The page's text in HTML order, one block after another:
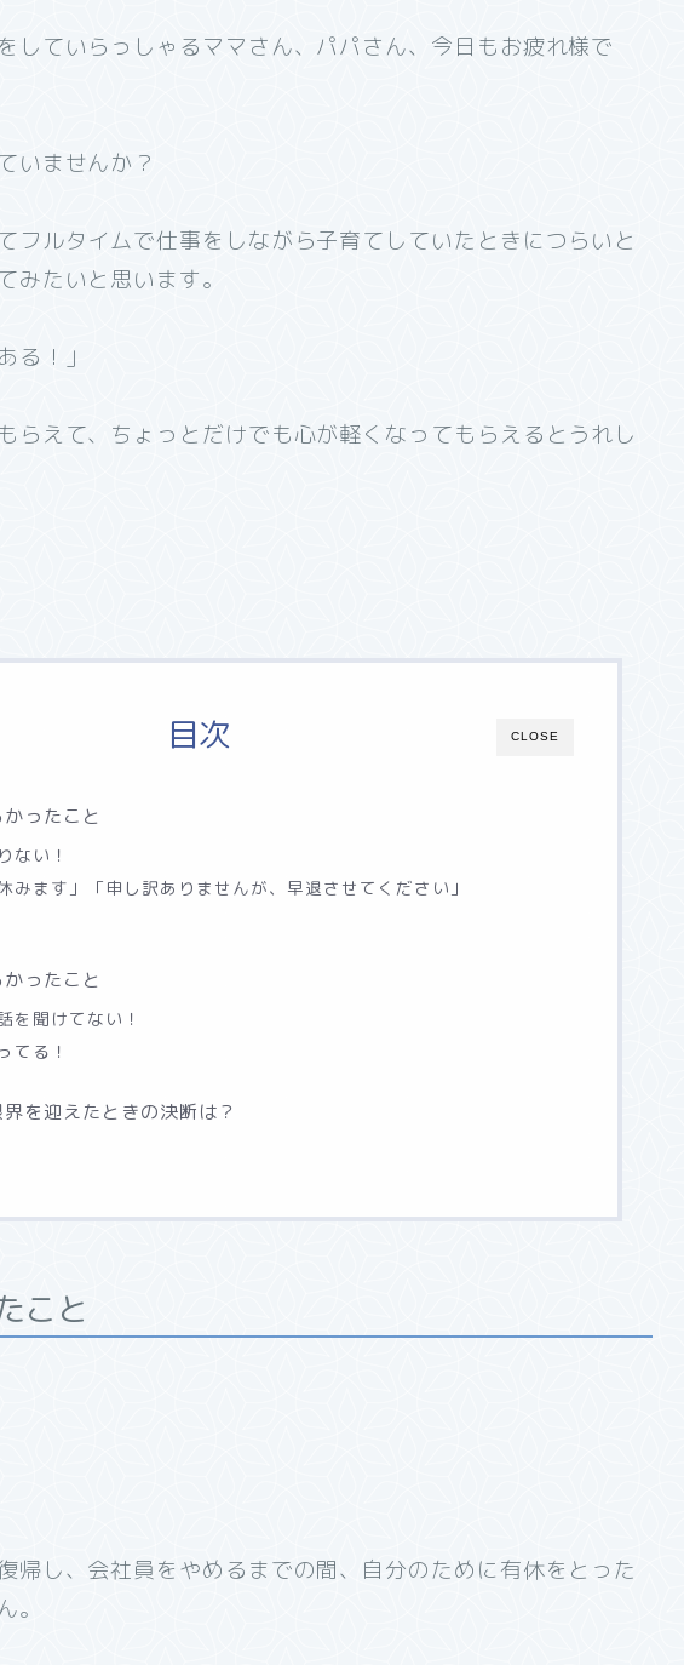
していらっしゃるママさん、パパさん、今日もお疲れ様で
いませんか？
フルタイムで仕事をしながら子育てしていたときにつらいと
みたいと思います。
る！」
らえて、ちょっとだけでも心が軽くなってもらえるとうれし
CLOSE
目次
ったこと
ない！
みます」「申し訳ありませんが、早退させてください」
ったこと
を聞けてない！
てる！
を迎えたときの決断は？
こと
帰し、会社員をやめるまでの間、自分のために有休をとった
。